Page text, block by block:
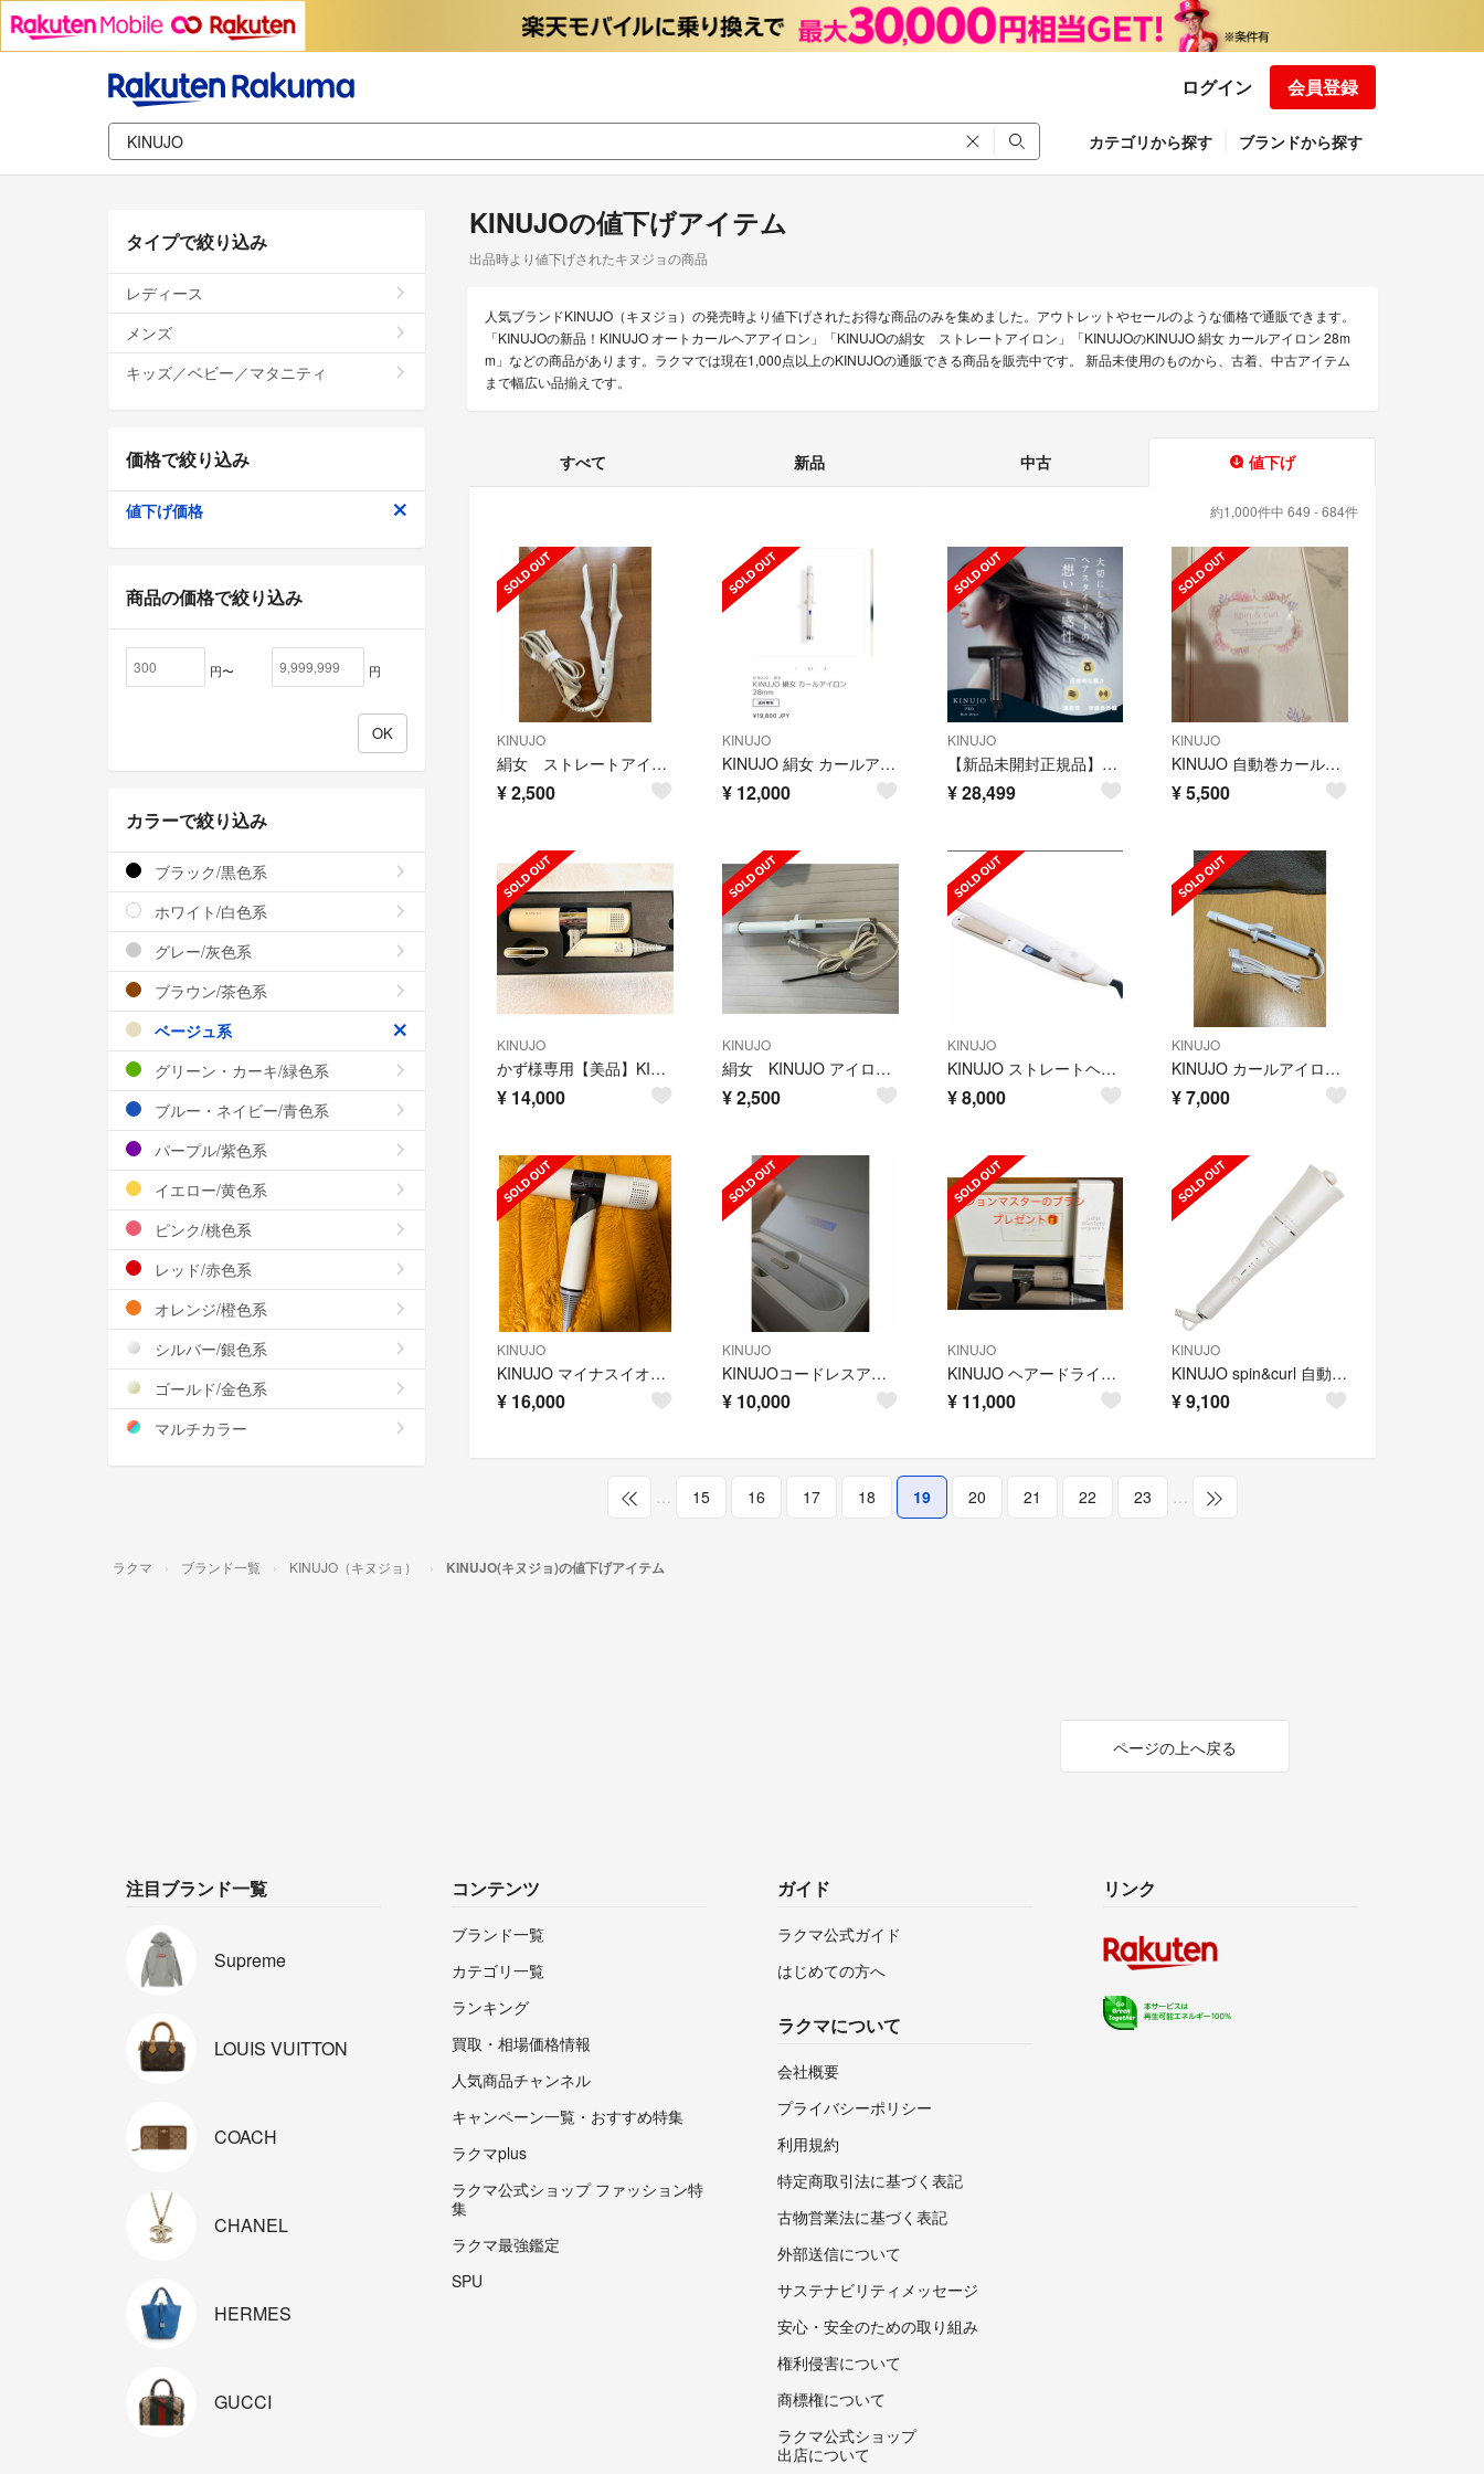
ログイン 会員登録
カテゴリから探す ブランドから探す
KINUJOの値下げアイテム
出品時より値下げされたキヌジョの商品
人気ブランドKINUJO（キヌジョ）の発売時より値下げされたお得な商品のみを集めました。アウトレットやセールのような価格で通販できます。
「KINUJOの新品！KINUJO オートカールヘアアイロン」「KINUJOの絹女 ストレートアイロン」「KINUJOのKINUJO 絹女 カールアイロン 28m
m」などの商品があります。ラクマでは現在1,000点以上のKINUJOの通販できる商品を販売中です。 新品未使用のものから、古着、中古アイテム
まで幅広い品揃えです。
すべて 新品 中古 値下げ
約1,000件中 649 - 684件
KINUJO
絹女 ストレートアイロン
¥2,500
KINUJO
KINUJO 絹女 カールアイロン 28mm
¥ 12,000
KINUJO
【新品未開封正規品】KINUJO PRO ヘアドライヤー KP101
¥28,499
KINUJO
KINUJO 自動巻カールアイロン Spin&curl SCS024
¥5,500
KINUJO
かず様専用【美品】KINUJO マイナスイオンヘアドライヤー
¥ 14,000
KINUJO
絹女 KINUJO アイロン コテ ジャンク
¥2,500
KINUJO
KINUJO ストレートヘアアイロン
¥8,000
KINUJO
KINUJO カールアイロン 28mm KC028 絹女
¥7,000
KINUJO
KINUJO マイナスイオンヘアドライヤー キヌージョ KH201
¥ 16,000
KINUJO
KINUJOコードレスアイロン
¥ 10,000
KINUJO
KINUJO ヘアードライヤー モカ KH002(1台)
¥ 11,000
KINUJO
KINUJO spin&curl 自動巻きカールアイロン シルクプレート白
¥9,100
15 16 17 18 19 20 21 22 23
タイプで絞り込み
レディース
メンズ
キッズ／ベビー／マタニティ
価格で絞り込み
値下げ価格
商品の価格で絞り込み
円〜 円
カラーで絞り込み
ブラック/黒色系
ホワイト/白色系
グレー/灰色系
ブラウン/茶色系
ベージュ系
グリーン・カーキ/緑色系
ブルー・ネイビー/青色系
パープル/紫色系
イエロー/黄色系
ピンク/桃色系
レッド/赤色系
オレンジ/橙色系
シルバー/銀色系
ゴールド/金色系
マルチカラー
ラクマ ブランド一覧 KINUJO（キヌジョ） KINUJO(キヌジョ)の値下げアイテム
ページの上へ戻る
注目ブランド一覧
Supreme
LOUIS VUITTON
COACH
CHANEL
HERMES
GUCCI
コンテンツ
ブランド一覧
カテゴリ一覧
ランキング
買取・相場価格情報
人気商品チャンネル
キャンペーン一覧・おすすめ特集
ラクマplus
ラクマ公式ショップ ファッション特
集
ラクマ最強鑑定
SPU
ガイド
ラクマ公式ガイド
はじめての方へ
ラクマについて
会社概要
プライバシーポリシー
利用規約
特定商取引法に基づく表記
古物営業法に基づく表記
外部送信について
サステナビリティメッセージ
安心・安全のための取り組み
権利侵害について
商標権について
ラクマ公式ショップ
出店について
リンク